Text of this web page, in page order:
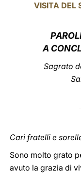
VISITA DEL
A
Sagrato
Cari fratelli e
Sono molto grato
avuto la grazia di